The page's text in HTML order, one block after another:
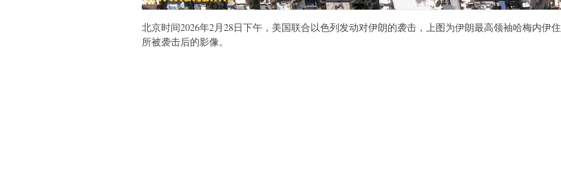
北京时间2026年2月28日下午，美国联合以色列发动对伊朗的袭击，上图为伊朗最高领袖哈梅内伊住
所被袭击后的影像。